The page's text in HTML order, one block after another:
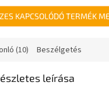
KAPCSOLÓDÓ TERMÉK
(10) Beszélgetés
leírása